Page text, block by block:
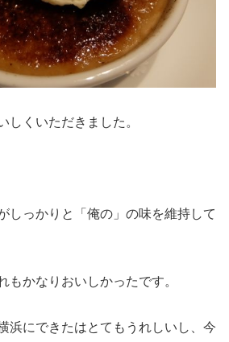
しくいただきました。
しっかりと「俺の」の味を維持して
もかなりおいしかったです。
浜にできたはとてもうれしいし、今